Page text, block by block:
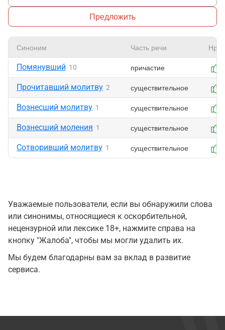
Предложить
Синоним Часть речи
Помянувший 10 причастие
Прочитавший молитву 2 существительное
Вознесший молитву 1 существительное
Вознесший моления 1 существительное
Сотворивший молитву 1 существительное
Уважаемые пользователи, если вы обнаружили слова
или синонимы, относящиеся к оскорбительной,
нецензурной или лексике 18+, нажмите справа на
кнопку "Жалоба", чтобы мы могли удалить их.
Мы будем благодарны вам за вклад в развитие
сервиса.